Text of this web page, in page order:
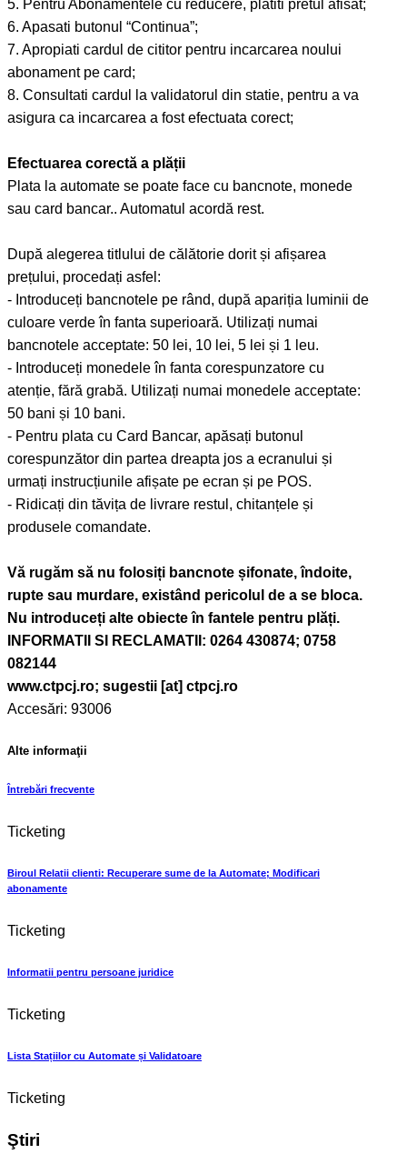
5. Pentru Abonamentele cu reducere, platiti pretul afisat;
6. Apasati butonul “Continua”;
7. Apropiati cardul de cititor pentru incarcarea noului
abonament pe card;
8. Consultati cardul la validatorul din statie, pentru a va
asigura ca incarcarea a fost efectuata corect;
Efectuarea corectă a plății
Plata la automate se poate face cu bancnote, monede
sau card bancar.. Automatul acordă rest.
După alegerea titlului de călătorie dorit și afișarea
prețului, procedați asfel:
- Introduceți bancnotele pe rând, după apariția luminii de
culoare verde în fanta superioară. Utilizați numai
bancnotele acceptate: 50 lei, 10 lei, 5 lei și 1 leu.
- Introduceți monedele în fanta corespunzatore cu
atenție, fără grabă. Utilizați numai monedele acceptate:
50 bani și 10 bani.
- Pentru plata cu Card Bancar, apăsați butonul
corespunzător din partea dreapta jos a ecranului și
urmați instrucțiunile afișate pe ecran și pe POS.
- Ridicați din tăvița de livrare restul, chitanțele și
produsele comandate.
Vă rugăm să nu folosiți bancnote șifonate, îndoite,
rupte sau murdare, existând pericolul de a se bloca.
Nu introduceți alte obiecte în fantele pentru plăți.
INFORMATII SI RECLAMATII: 0264 430874; 0758
082144
www.ctpcj.ro; sugestii [at] ctpcj.ro
Accesări: 93006
Alte informaţii
Întrebări frecvente
Ticketing
Biroul Relatii clienti: Recuperare sume de la Automate; Modificari
abonamente
Ticketing
Informatii pentru persoane juridice
Ticketing
Lista Stațiilor cu Automate și Validatoare
Ticketing
Ştiri